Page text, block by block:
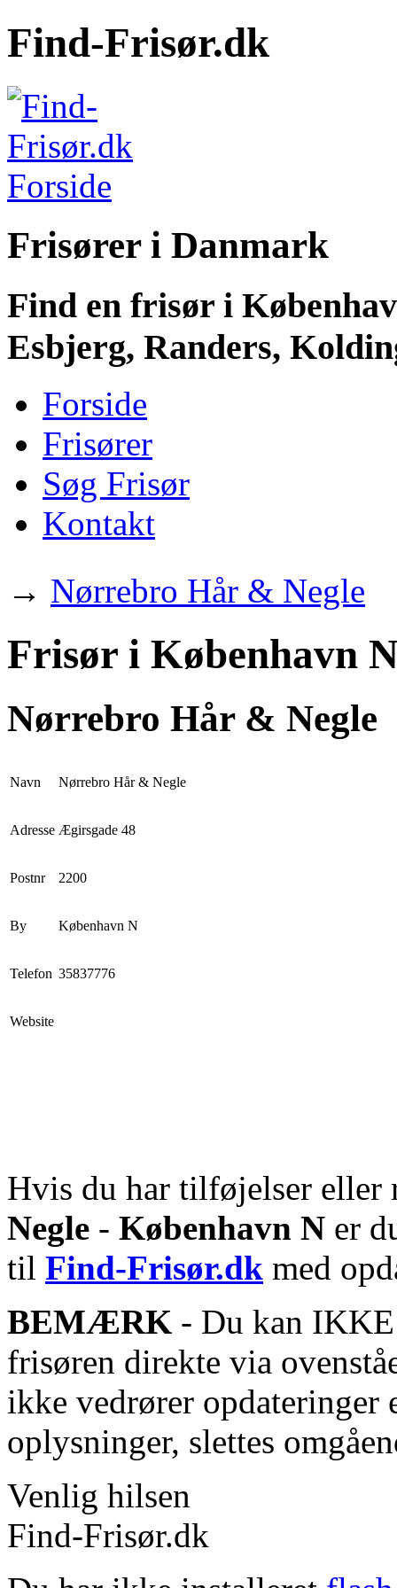
Find-Frisør.dk
Frisører i Danmark
Find en frisør i
Esbjerg, Randers,
Forside
Frisører
Søg Frisør
Kontakt
→ Nørrebro Hår & Negle
Frisør i København
Nørrebro Hår & Negle
Navn Nørrebro Hår & Negle
Adresse Ægirsgade 48
Postnr 2200
By København N
Telefon 35837776
Website
Hvis du har tilføjelser eller
Negle - København N er
til Find-Frisør.dk med
BEMÆRK - Du kan IKKE
frisøren direkte via
ikke vedrører opdateringer
oplysninger, slettes
Venlig hilsen
Find-Frisør.dk